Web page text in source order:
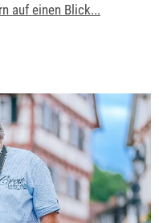
auf einen Blick...